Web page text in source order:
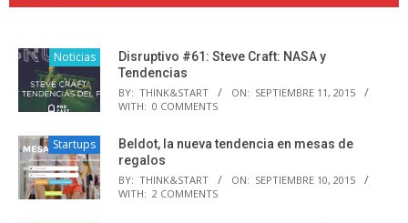
Noticias
Disruptivo #61: Steve Craft: NASA y
Tendencias
BY: THINK&START ON: SEPTIEMBRE 11, 2015
WITH: 0 COMMENTS
Startups
Beldot, la nueva tendencia en mesas de
regalos
BY: THINK&START ON: SEPTIEMBRE 10, 2015
WITH: 2 COMMENTS